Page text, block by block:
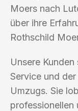
Moers nach
über ihre
Rothschild
Unsere
Service und
Umzugs. Sie
professionellen